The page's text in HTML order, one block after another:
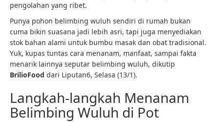
pengolahan yang ribet.
Punya pohon belimbing wuluh sendiri di rumah bukan
cuma bikin suasana jadi lebih asri, tapi juga menyediakan
stok bahan alami untuk bumbu masak dan obat tradisional.
Yuk, kupas tuntas cara menanam, manfaat, sampai fakta
menarik lainnya seputar belimbing wuluh, dikutip
BrilioFood dari Liputan6, Selasa (13/1).
Langkah-langkah Menanam
Belimbing Wuluh di Pot